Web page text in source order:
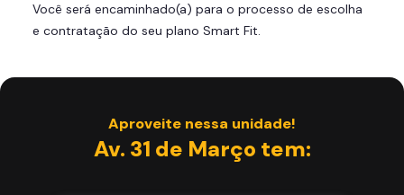
Área de musculação e aeróbicos
Smart Fit App
Você será encaminhado(a) para o processo de escolha
e contratação do seu plano Smart Fit.
Aproveite nessa unidade!
Av. 31 de Março tem: